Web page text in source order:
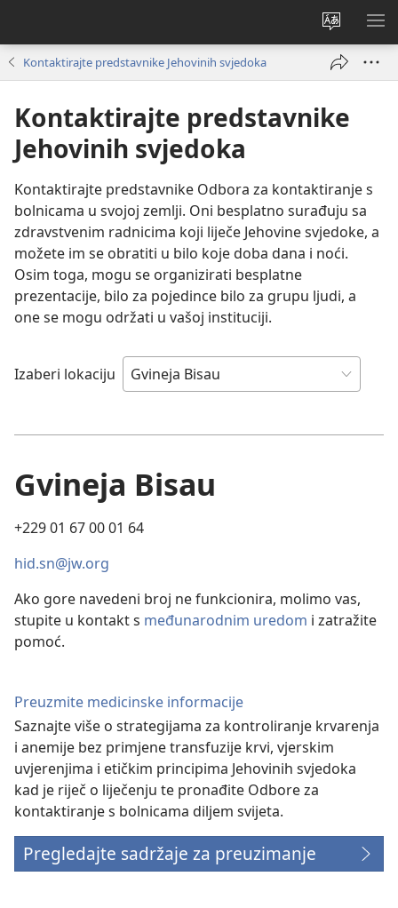
Promijeni
jezik
Kontaktirajte predstavnike Jehovinih svjedoka
Kontaktirajte predstavnike
Jehovinih svjedoka
Kontaktirajte predstavnike Odbora za kontaktiranje s
bolnicama u svojoj zemlji. Oni besplatno surađuju sa
zdravstvenim radnicima koji liječe Jehovine svjedoke, a
možete im se obratiti u bilo koje doba dana i noći.
Osim toga, mogu se organizirati besplatne
prezentacije, bilo za pojedince bilo za grupu ljudi, a
one se mogu održati u vašoj instituciji.
Izaberi lokaciju
Gvineja Bisau
+229 01 67 00 01 64
hid.sn@jw.org
Ako gore navedeni broj ne funkcionira, molimo vas,
stupite u kontakt s međunarodnim uredom i zatražite
pomoć.
Preuzmite medicinske informacije
Saznajte više o strategijama za kontroliranje krvarenja
i anemije bez primjene transfuzije krvi, vjerskim
uvjerenjima i etičkim principima Jehovinih svjedoka
kad je riječ o liječenju te pronađite Odbore za
kontaktiranje s bolnicama diljem svijeta.
Pregledajte sadržaje za preuzimanje